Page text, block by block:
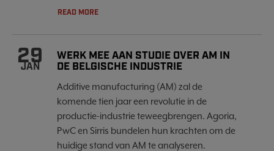
READ MORE
29
JAN
WERK MEE AAN STUDIE OVER AM IN
DE BELGISCHE INDUSTRIE
Additive manufacturing (AM) zal de
komende tien jaar een revolutie in de
productie-industrie teweegbrengen. Agoria,
PwC en Sirris bundelen hun krachten om de
huidige stand van AM te analyseren.